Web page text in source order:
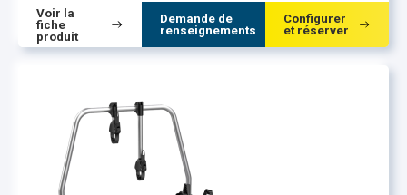
Voir la
fiche
produit
Demande de
renseignements
Configurer
et réserver